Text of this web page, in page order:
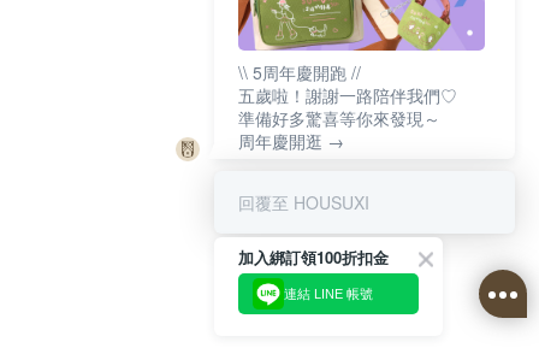
\\ 5周年慶開跑 //
五歲啦！謝謝一路陪伴我們♡
準備好多驚喜等你來發現～
周年慶開逛 →
回覆至 HOUSUXI
加入綁訂領100折扣金
連結 LINE 帳號